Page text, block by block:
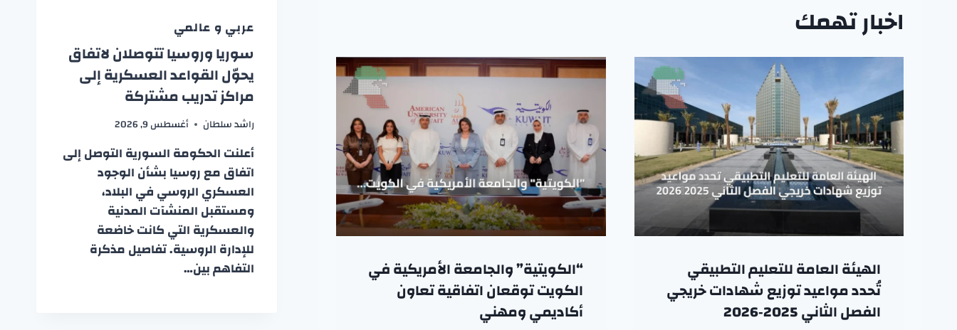
اخبار تهمك
الهيئة العامة للتعليم التطبيقي
تُحدد مواعيد توزيع شهادات خريجي
الفصل الثاني 2025‑2026
“الكويتية” والجامعة الأمريكية في
الكويت توقعان اتفاقية تعاون
أكاديمي ومهني
عربي و عالمي
سوريا وروسيا تتوصلان لاتفاق
يحوّل القواعد العسكرية إلى
مراكز تدريب مشتركة
راشد سلطان أغسطس 9, 2026
أعلنت الحكومة السورية التوصل إلى
اتفاق مع روسيا بشأن الوجود
العسكري الروسي في البلاد،
ومستقبل المنشآت المدنية
والعسكرية التي كانت خاضعة
للإدارة الروسية. تفاصيل مذكرة
التفاهم بين…